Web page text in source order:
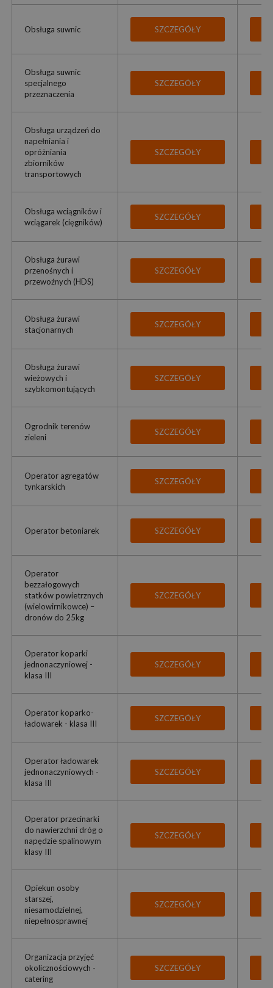
Obsługa suwnic SZCZEGÓŁY
Obsługa suwnic
specjalnego
przeznaczenia
SZCZEGÓŁY
Obsługa urządzeń do
napełniania i
opróżniania
zbiorników
transportowych
SZCZEGÓŁY
Obsługa wciągników i
wciągarek (cięgników)
SZCZEGÓŁY
Obsługa żurawi
przenośnych i
przewoźnych (HDS)
SZCZEGÓŁY
Obsługa żurawi
stacjonarnych
SZCZEGÓŁY
Obsługa żurawi
wieżowych i
szybkomontujących
SZCZEGÓŁY
Ogrodnik terenów
zieleni
SZCZEGÓŁY
Operator agregatów
tynkarskich
SZCZEGÓŁY
Operator betoniarek SZCZEGÓŁY
Operator
bezzałogowych
statków powietrznych
(wielowirnikowce) –
dronów do 25kg
SZCZEGÓŁY
Operator koparki
jednonaczyniowej -
klasa III
SZCZEGÓŁY
Operator koparko-
ładowarek - klasa III
SZCZEGÓŁY
Operator ładowarek
jednonaczyniowych -
klasa III
SZCZEGÓŁY
Operator przecinarki
do nawierzchni dróg o
napędzie spalinowym
klasy III
SZCZEGÓŁY
Opiekun osoby
starszej,
niesamodzielnej,
niepełnosprawnej
SZCZEGÓŁY
Organizacja przyjęć
okolicznościowych -
catering
SZCZEGÓŁY